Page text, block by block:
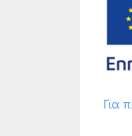
Για